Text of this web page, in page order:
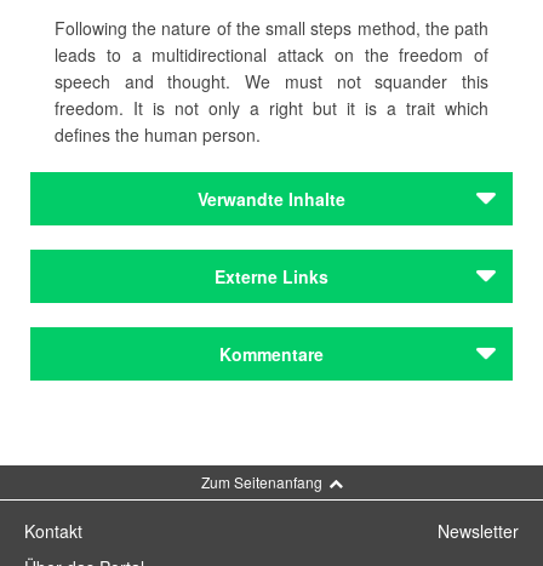
Following the nature of the small steps method, the path
leads to a multidirectional attack on the freedom of
speech and thought. We must not squander this
freedom. It is not only a right but it is a trait which
defines the human person.
Verwandte Inhalte
Internationaler Tag der Muttersprache: PEN
solidarisiert sich mit Sinti und Roma / PEN-
Zentrum Deutschland
PEN-Zentrum bekräftigt seine Solidarität mit der
Literaturszene in Belarus / PEN-Zentrum
Externe Links
Kommentare
Zum Seitenanfang
Kontakt
Newsletter